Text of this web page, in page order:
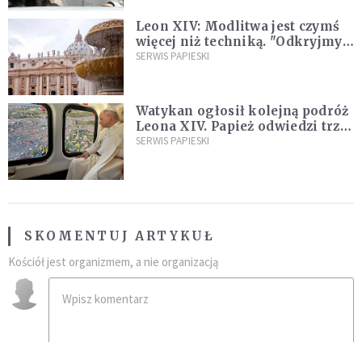
Leon XIV: Modlitwa jest czymś
więcej niż techniką. "Odkryjmy
ją na nowo"
SERWIS PAPIESKI
Watykan ogłosił kolejną podróż
Leona XIV. Papież odwiedzi trzy
kraje Ameryki Południowej
SERWIS PAPIESKI
SKOMENTUJ ARTYKUŁ
Kościół jest organizmem, a nie organizacją